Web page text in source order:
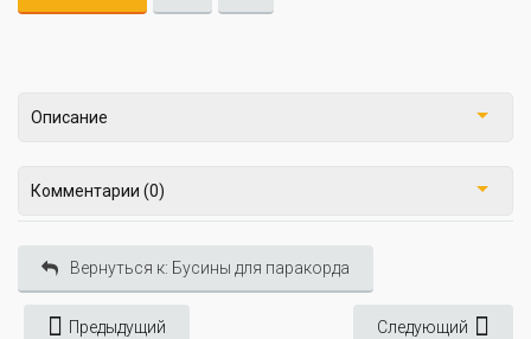
Описание
Комментарии (0)
Вернуться к: Бусины для паракорда
Предыдущий Следующий